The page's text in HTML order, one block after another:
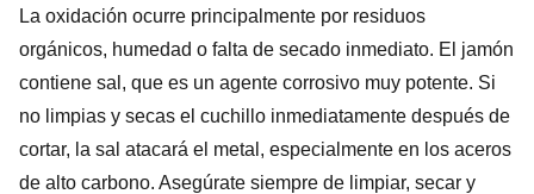
La oxidación ocurre principalmente por residuos
orgánicos, humedad o falta de secado inmediato. El jamón
contiene sal, que es un agente corrosivo muy potente. Si
no limpias y secas el cuchillo inmediatamente después de
cortar, la sal atacará el metal, especialmente en los aceros
de alto carbono. Asegúrate siempre de limpiar, secar y